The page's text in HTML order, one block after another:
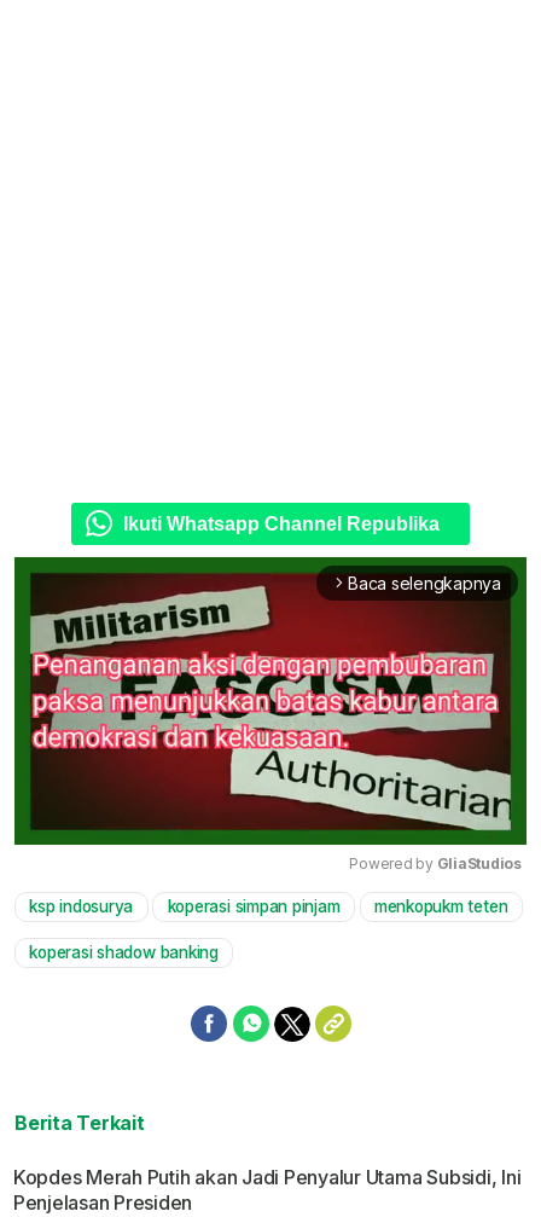
Ikuti Whatsapp Channel Republika
arrow_forward_ios Baca selengkapnya
Mute
Powered by GliaStudios
ksp indosurya koperasi simpan pinjam menkopukm teten
koperasi shadow banking
Berita Terkait
Kopdes Merah Putih akan Jadi Penyalur Utama Subsidi, Ini
Penjelasan Presiden